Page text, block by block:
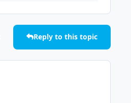
Reply to this topic